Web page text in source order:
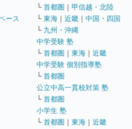
ース
└ 首都圏 ｜ 甲信越・北陸
└ 東海 ｜ 近畿 ｜ 中国・四国
└ 九州・沖縄
中学受験 塾
└ 首都圏 ｜ 東海 ｜ 近畿
中学受験 個別指導塾
└ 首都圏
公立中高一貫校対策 塾
└ 首都圏
小学生 塾
└ 首都圏 ｜ 東海 ｜ 近畿